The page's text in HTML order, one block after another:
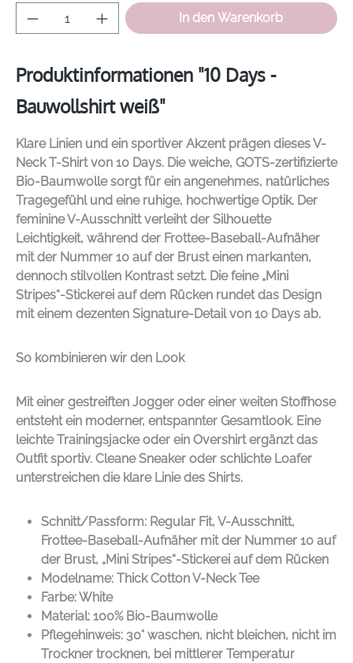
Produkt Anzahl: Gib den gewünschten
In den Warenkorb
Produktinformationen "10 Days -
Bauwollshirt weiß"
Klare Linien und ein sportiver Akzent prägen dieses V-
Neck T-Shirt von 10 Days. Die weiche, GOTS-zertifizierte
Bio-Baumwolle sorgt für ein angenehmes, natürliches
Tragegefühl und eine ruhige, hochwertige Optik. Der
feminine V-Ausschnitt verleiht der Silhouette
Leichtigkeit, während der Frottee-Baseball-Aufnäher
mit der Nummer 10 auf der Brust einen markanten,
dennoch stilvollen Kontrast setzt. Die feine „Mini
Stripes“-Stickerei auf dem Rücken rundet das Design
mit einem dezenten Signature-Detail von 10 Days ab.
So kombinieren wir den Look
Mit einer gestreiften Jogger oder einer weiten Stoffhose
entsteht ein moderner, entspannter Gesamtlook. Eine
leichte Trainingsjacke oder ein Overshirt ergänzt das
Outfit sportiv. Cleane Sneaker oder schlichte Loafer
unterstreichen die klare Linie des Shirts.
Schnitt/Passform: Regular Fit, V-Ausschnitt,
Frottee-Baseball-Aufnäher mit der Nummer 10 auf
der Brust, „Mini Stripes“-Stickerei auf dem Rücken
Modelname: Thick Cotton V-Neck Tee
Farbe: White
Material: 100% Bio-Baumwolle
Pflegehinweis: 30° waschen, nicht bleichen, nicht im
Trockner trocknen, bei mittlerer Temperatur